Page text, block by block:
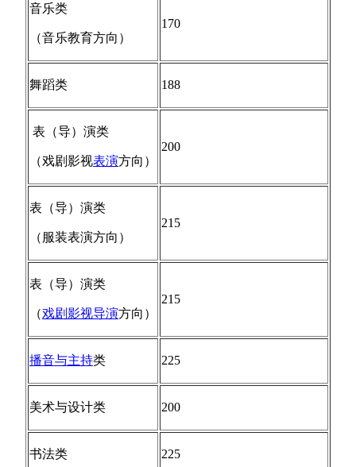
音乐类
（音乐教育方向）
170
舞蹈类 188
表（导）演类
（戏剧影视表演方向）
200
表（导）演类
（服装表演方向）
215
表（导）演类
（戏剧影视导演方向）
215
播音与主持类 225
美术与设计类 200
书法类 225